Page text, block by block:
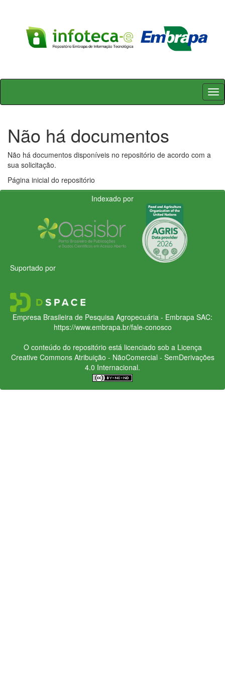
Skip
Não há documentos
Não há documentos disponíveis no repositório de acordo com a
sua solicitação.
Página inicial do repositório
Indexado por
Suportado por
Empresa Brasileira de Pesquisa Agropecuária - Embrapa SAC:
https://www.embrapa.br/fale-conosco
O conteúdo do repositório está licenciado sob a Licença
Creative CommonsAtribuição - NãoComercial - SemDerivações
4.0 Internacional.